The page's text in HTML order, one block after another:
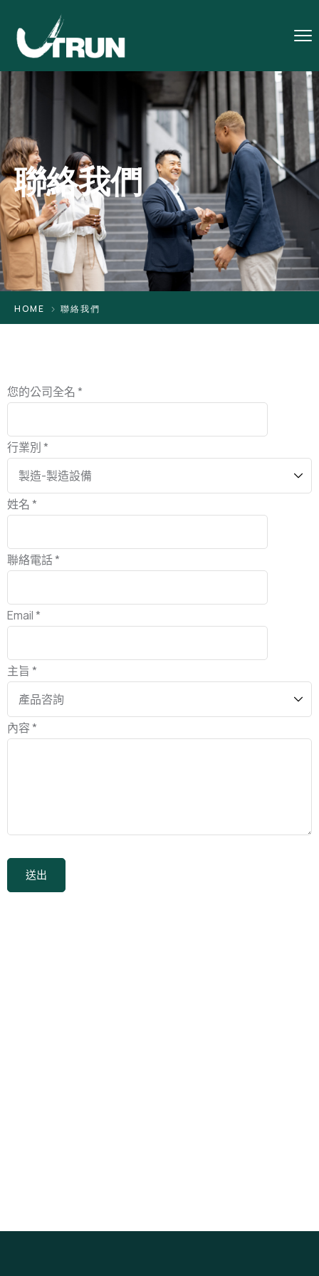
聯絡我們
HOME 聯絡我們
您的公司全名 *
行業別 *
姓名 *
聯絡電話 *
Email *
主旨 *
內容 *